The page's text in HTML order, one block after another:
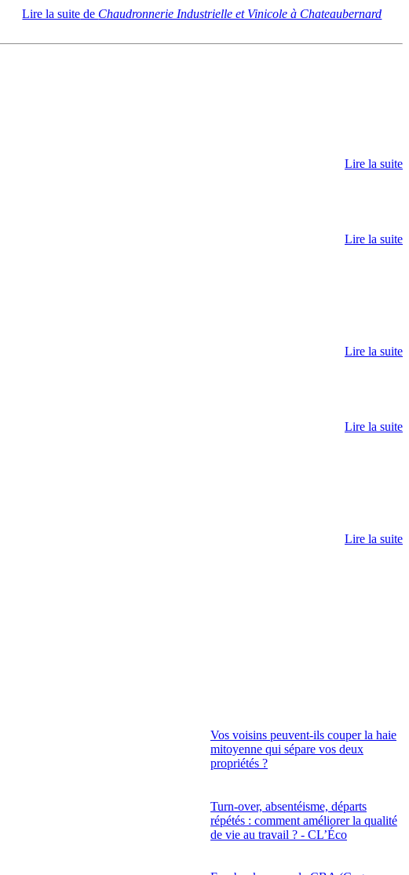
Lire la suite de Chaudronnerie Industrielle et Vinicole à Chateaubernard
Lire la suite
Lire la suite
Lire la suite
Lire la suite
Lire la suite
Vos voisins peuvent-ils couper la haie
mitoyenne qui sépare vos deux
propriétés ?
Turn-over, absentéisme, départs
répétés : comment améliorer la qualité
de vie au travail ? - CL’Éco